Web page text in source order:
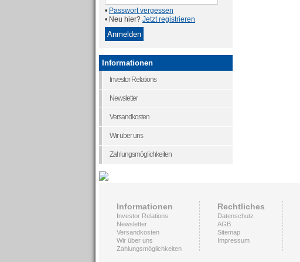
• Passwort vergessen
• Neu hier? Jetzt registrieren
Informationen
Investor Relations
Newsletter
Versandkosten
Wir über uns
Zahlungsmöglichkeiten
Informationen
Investor Relations
Newsletter
Versandkosten
Wir über uns
Zahlungsmöglichkeiten
Rechtliches
Datenschutz
AGB
Sitemap
Impressum